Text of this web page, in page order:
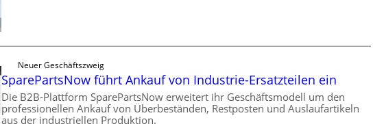
t
c
h
u
t
r
o
e
n
t
w
Neuer Geschäftszweig
SparePartsNow führt Ankauf von Industrie-Ersatzteilen ein
Die B2B-Plattform SparePartsNow erweitert ihr Geschäftsmodell um den
professionellen Ankauf von Überbeständen, Restposten und Auslaufartikeln
aus der industriellen Produktion.